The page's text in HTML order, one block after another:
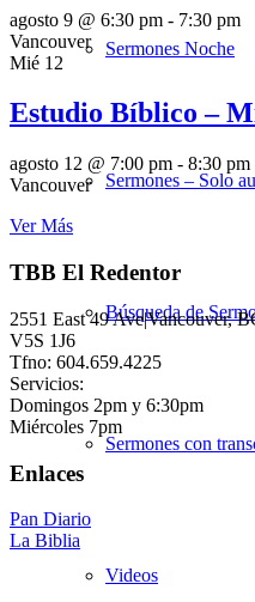
Sermones Noche
Sermones – Solo
Búsqueda de
Sermones con
Videos
agosto 9 @ 6:30 pm - 7:30 pm
Vancouver
Mié 12
Estudio Bíblico –
agosto 12 @ 7:00 pm - 8:30 pm
Vancouver
Ver Más
TBB El Redentor
2551 East 49 Ave|Vancouver,
V5S 1J6
Tfno: 604.659.4225
Servicios:
Domingos 2pm y 6:30pm
Miércoles 7pm
Enlaces
Pan Diario
La Biblia